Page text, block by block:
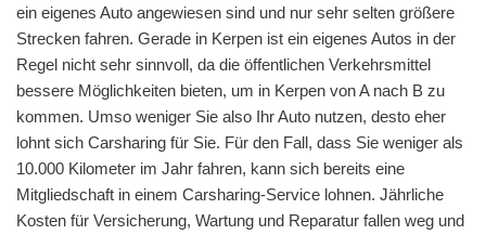
ein eigenes Auto angewiesen sind und nur sehr selten größere
Strecken fahren. Gerade in Kerpen ist ein eigenes Autos in der
Regel nicht sehr sinnvoll, da die öffentlichen Verkehrsmittel
bessere Möglichkeiten bieten, um in Kerpen von A nach B zu
kommen. Umso weniger Sie also Ihr Auto nutzen, desto eher
lohnt sich Carsharing für Sie. Für den Fall, dass Sie weniger als
10.000 Kilometer im Jahr fahren, kann sich bereits eine
Mitgliedschaft in einem Carsharing-Service lohnen. Jährliche
Kosten für Versicherung, Wartung und Reparatur fallen weg und